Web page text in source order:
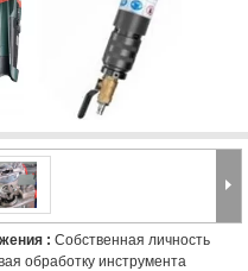
: Собственная личность
обработку инструмента